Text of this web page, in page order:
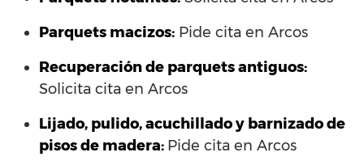
Parquets macizos: Pide cita en Arcos
Recuperación de parquets antiguos:
Solicita cita en Arcos
Lijado, pulido, acuchillado y barnizado de
pisos de madera: Pide cita en Arcos